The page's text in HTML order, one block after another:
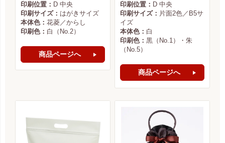
印刷位置： D 中央
印刷サイズ： はがきサイズ
本体色： 花菱／からし
印刷色： 白（No.2）
商品ページへ
印刷位置： D 中央
印刷サイズ： 片面2色／B5サ
イズ
本体色： 白
印刷色： 黒（No.1）・朱
（No.5）
商品ページへ